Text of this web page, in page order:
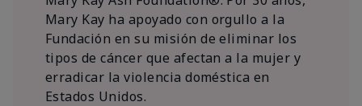
Mary Kay ha apoyado con orgullo a la
Fundación en su misión de eliminar los
tipos de cáncer que afectan a la mujer y
erradicar la violencia doméstica en
Estados Unidos.